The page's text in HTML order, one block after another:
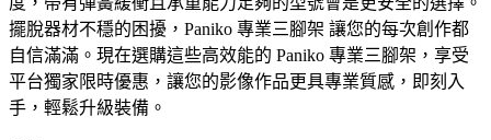
擺脫器材不穩的困擾，Paniko 專業三腳架 讓您的每次創作都
自信滿滿。現在選購這些高效能的 Paniko 專業三腳架，享受
平台獨家限時優惠，讓您的影像作品更具專業質感，即刻入
手，輕鬆升級裝備。